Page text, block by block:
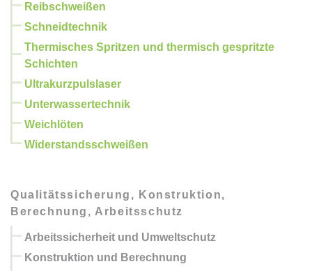
Reibschweißen
Schneidtechnik
Thermisches Spritzen und thermisch gespritzte
Schichten
Ultrakurzpulslaser
Unterwassertechnik
Weichlöten
Widerstandsschweißen
Qualitätssicherung, Konstruktion,
Berechnung, Arbeitsschutz
Arbeitssicherheit und Umweltschutz
Konstruktion und Berechnung